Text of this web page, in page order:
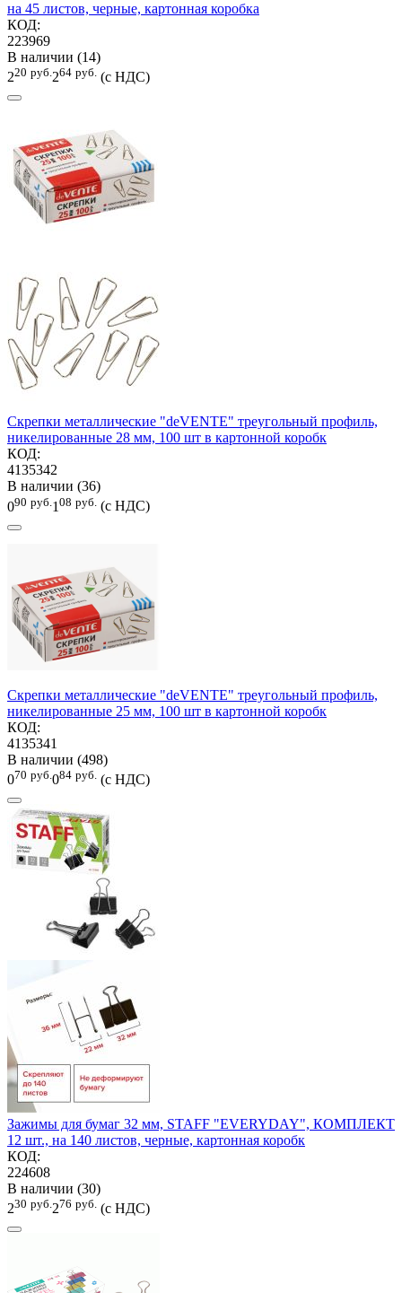
на 45 листов, черные, картонная коробка
КОД:
223969
В наличии (14)
220 руб. 264 руб. (с НДС)
Скрепки металлические "deVENTE" треугольный профиль,
никелированные 28 мм, 100 шт в картонной коробк
КОД:
4135342
В наличии (36)
090 руб. 1 08 руб. (с НДС)
Скрепки металлические "deVENTE" треугольный профиль,
никелированные 25 мм, 100 шт в картонной коробк
КОД:
4135341
В наличии (498)
070 руб. 084 руб. (с НДС)
Зажимы для бумаг 32 мм, STAFF "EVERYDAY", КОМПЛЕКТ
12 шт., на 140 листов, черные, картонная коробк
КОД:
224608
В наличии (30)
230 руб. 276 руб. (с НДС)